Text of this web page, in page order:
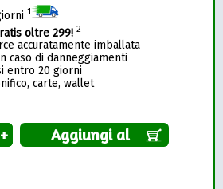
1
oltre 299! 2
accuratamente imballata
caso di danneggiamenti
entro 20 giorni
carte, wallet
+ Aggiungi al